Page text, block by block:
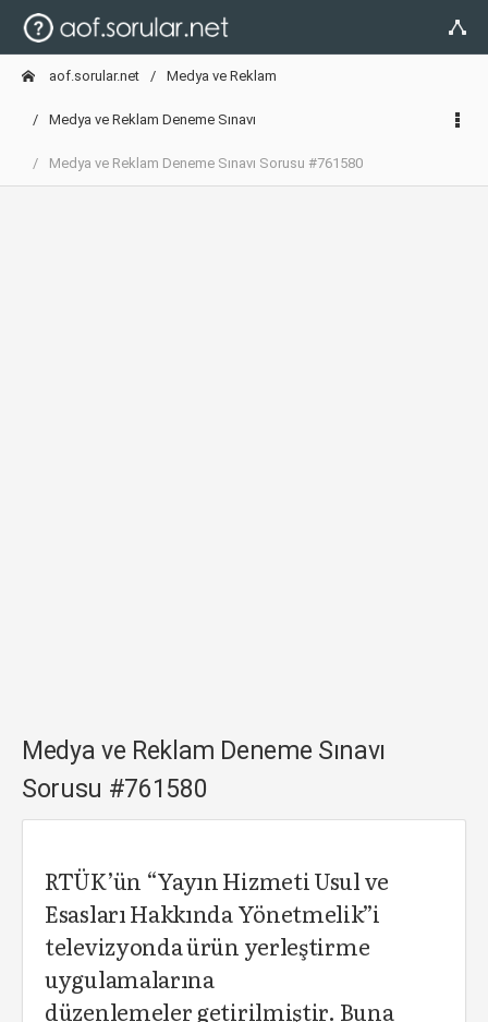
aof.sorular.net Medya ve Reklam
Medya ve Reklam Deneme Sınavı
Medya ve Reklam Deneme Sınavı Sorusu #761580
Medya ve Reklam Deneme Sınavı
Sorusu #761580
RTÜK’ün “Yayın Hizmeti Usul ve
Esasları Hakkında Yönetmelik”i
televizyonda ürün yerleştirme
uygulamalarına
düzenlemeler getirilmiştir. Buna